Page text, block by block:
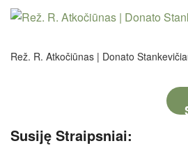
Rež. R. Atkočiūnas | Donato
Susiję Straipsniai: